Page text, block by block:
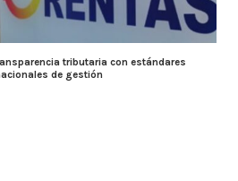
tributaria con estándares
de gestión